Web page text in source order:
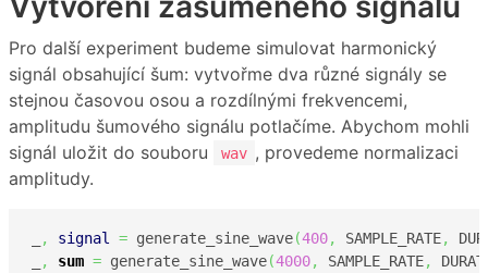
Pro další experiment budeme simulovat harmonický
signál obsahující šum: vytvořme dva různé signály se
stejnou časovou osou a rozdílnými frekvencemi,
amplitudu šumového signálu potlačíme. Abychom mohli
signál uložit do souboru
wav , provedeme normalizaci
amplitudy.
, signal = generate_sine_wave(400, SAMPLE_RATE,
, sum = generate_sine_wave(4000, SAMPLE_RATE,